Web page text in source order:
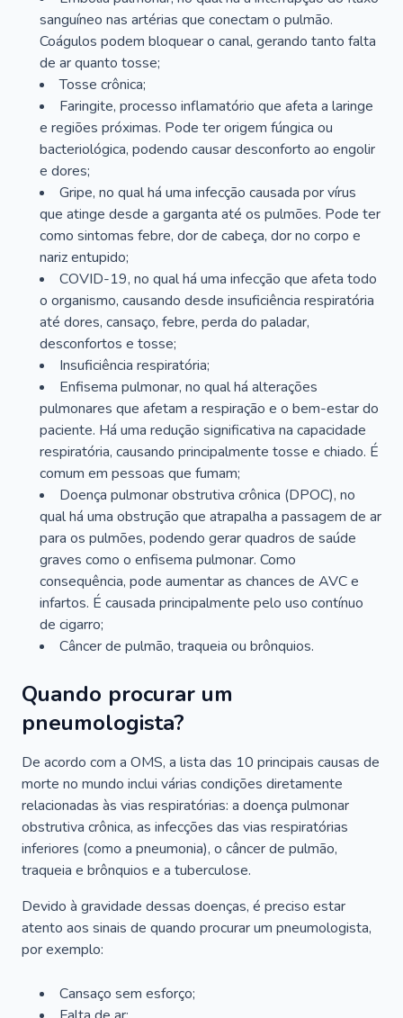
sanguíneo nas artérias que conectam o pulmão.
Coágulos podem bloquear o canal, gerando tanto falta
de ar quanto tosse;
Tosse crônica;
Faringite, processo inflamatório que afeta a laringe
e regiões próximas. Pode ter origem fúngica ou
bacteriológica, podendo causar desconforto ao engolir
e dores;
Gripe, no qual há uma infecção causada por vírus
que atinge desde a garganta até os pulmões. Pode ter
como sintomas febre, dor de cabeça, dor no corpo e
nariz entupido;
COVID-19, no qual há uma infecção que afeta todo
o organismo, causando desde insuficiência respiratória
até dores, cansaço, febre, perda do paladar,
desconfortos e tosse;
Insuficiência respiratória;
Enfisema pulmonar, no qual há alterações
pulmonares que afetam a respiração e o bem-estar do
paciente. Há uma redução significativa na capacidade
respiratória, causando principalmente tosse e chiado. É
comum em pessoas que fumam;
Doença pulmonar obstrutiva crônica (DPOC), no
qual há uma obstrução que atrapalha a passagem de ar
para os pulmões, podendo gerar quadros de saúde
graves como o enfisema pulmonar. Como
consequência, pode aumentar as chances de AVC e
infartos. É causada principalmente pelo uso contínuo
de cigarro;
Câncer de pulmão, traqueia ou brônquios.
Quando procurar um
pneumologista?
De acordo com a OMS, a lista das 10 principais causas de
morte no mundo inclui várias condições diretamente
relacionadas às vias respiratórias: a doença pulmonar
obstrutiva crônica, as infecções das vias respiratórias
inferiores (como a pneumonia), o câncer de pulmão,
traqueia e brônquios e a tuberculose.
Devido à gravidade dessas doenças, é preciso estar
atento aos sinais de quando procurar um pneumologista,
por exemplo:
Cansaço sem esforço;